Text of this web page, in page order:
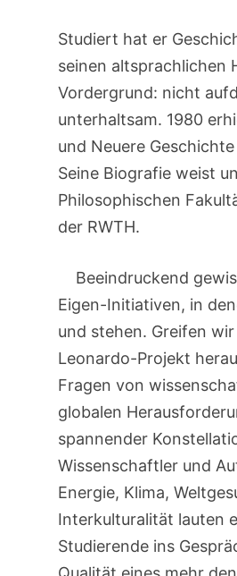
Studiert hat er
seinen altsprachlichen
Vordergrund: nicht
unterhaltsam. 1980
und Neuere
Seine Biografie weist
Philosophischen
der RWTH.
Beeindruckend
Eigen-Initiativen, in
und stehen. Greifen
Leonardo-Projekt
Fragen von
globalen
spannender
Wissenschaftler und
Energie, Klima,
Interkulturalität lauten
Studierende ins